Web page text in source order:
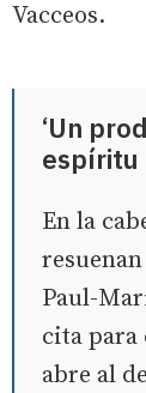
Vacceos.
‘Un
espíritu
En la
Paul-
cita para
abre al